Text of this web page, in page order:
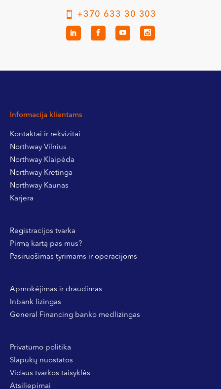
+370 633 30 303
Informacija klientams
Kontaktai ir rekvizitai
Northway Vilnius
Northway Klaipėda
Northway Kretinga
Northway Kaunas
Karjera
Registracijos tvarka
Pirmą kartą pas mus?
Pasiruošimas tyrimams ir operacijoms
Apmokėjimas ir draudimas
Inbank lizingas
General Financing banko medlizingas
Privatumo politika
Slapukų nuostatos
Vidaus tvarkos taisyklės
Atsiliepimai